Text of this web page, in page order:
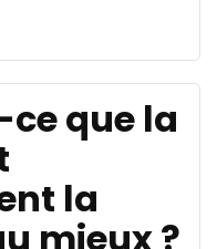
ce que la
la
mieux ?